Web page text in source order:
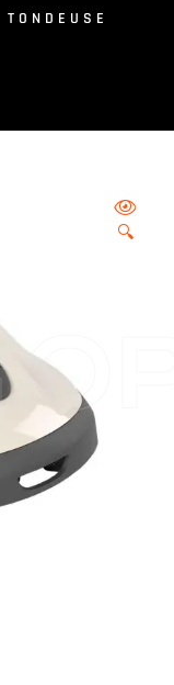
TONDEUSE
🔍